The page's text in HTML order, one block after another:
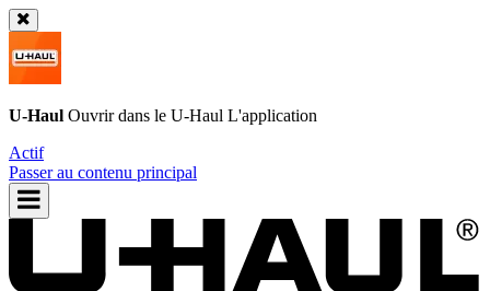
U-Haul Ouvrir dans le U-Haul L'application
Actif
Passer au contenu principal